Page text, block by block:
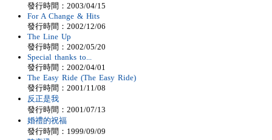
發行時間：2003/04/15
For A Change & Hits
發行時間：2002/12/06
The Line Up
發行時間：2002/05/20
Special thanks to...
發行時間：2002/04/01
The Easy Ride (The Easy Ride)
發行時間：2001/11/08
反正是我
發行時間：2001/07/13
婚禮的祝福
發行時間：1999/09/09